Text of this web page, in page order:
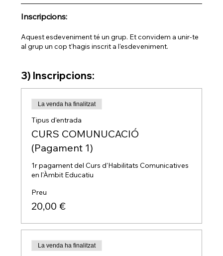
Inscripcions:
Aquest esdeveniment té un grup. Et convidem a unir-te
al grup un cop t'hagis inscrit a l'esdeveniment.
3) Inscripcions:
La venda ha finalitzat
Tipus d'entrada
CURS COMUNUCACIÓ
(Pagament 1)
1r pagament del Curs d'Habilitats Comunicatives
en l'Àmbit Educatiu
Preu
20,00 €
La venda ha finalitzat